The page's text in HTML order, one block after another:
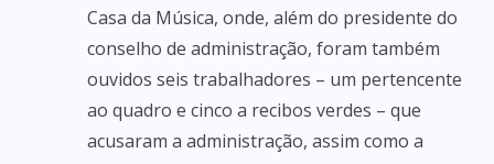
Casa da Música, onde, além do presidente do
conselho de administração, foram também
ouvidos seis trabalhadores – um pertencente
ao quadro e cinco a recibos verdes – que
acusaram a administração, assim como a